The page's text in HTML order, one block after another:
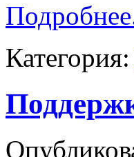
Категория: